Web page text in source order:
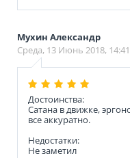
Мухин Александр
Среда, 13 Июнь 2018, 14:41
Достоинства:
Сатана в движке,
все аккуратно.
Недостатки:
Не заметил